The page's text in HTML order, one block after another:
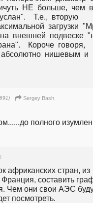
НЕ  больше,  чем  в
Т.е.,  вторую
загрузки
внешней  подвеске
Короче  говоря,
абсолютно  нишевым  и
Sergey Bash
полного
африканских стран, из
составить
Чем они свои АЭС
посмотреть.